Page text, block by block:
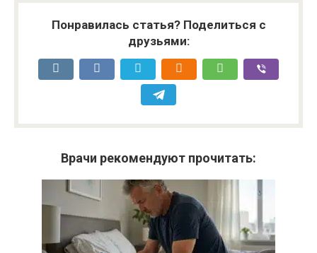
Понравилась статья? Поделиться с
друзьями:
Врачи рекомендуют прочитать: